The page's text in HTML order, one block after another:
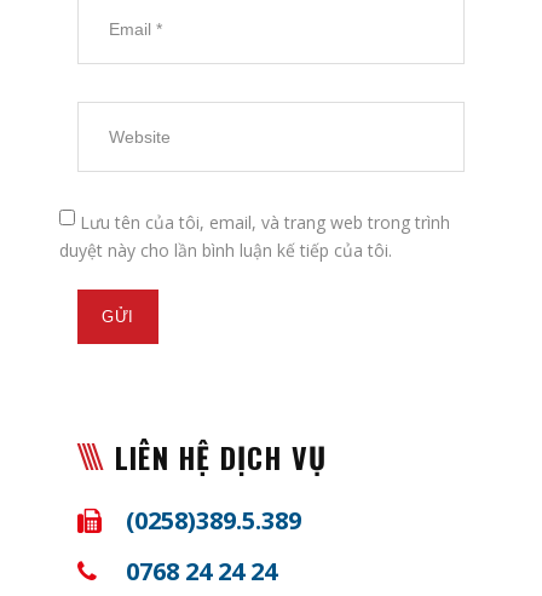
Lưu tên của tôi, email, và trang web trong trình
duyệt này cho lần bình luận kế tiếp của tôi.
LIÊN HỆ DỊCH VỤ
(0258)389.5.389
0768 24 24 24